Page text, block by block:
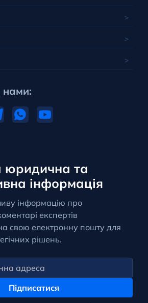
юридична та
інформація
інформацію про
експертів
свою електронну пошту для
рішень.
Підписатися
нами: